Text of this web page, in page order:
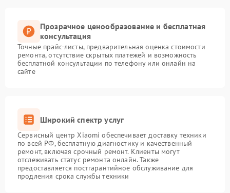
Прозрачное ценообразование и бесплатная
консультация
Точные прайс-листы, предварительная оценка стоимости
ремонта, отсутствие скрытых платежей и возможность
бесплатной консультации по телефону или онлайн на
сайте
Широкий спектр услуг
Сервисный центр Xiaomi обеспечивает доставку техники
по всей РФ, бесплатную диагностику и качественный
ремонт, включая срочный ремонт. Клиенты могут
отслеживать статус ремонта онлайн. Также
предоставляется постгарантийное обслуживание для
продления срока службы техники